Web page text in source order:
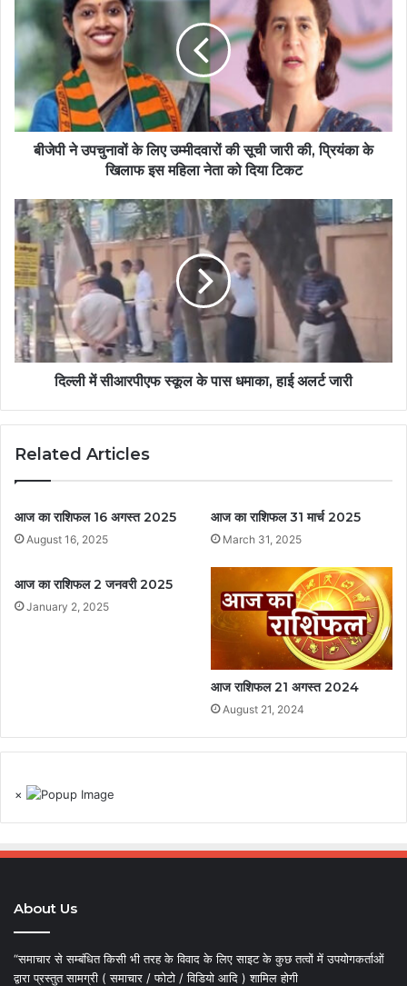
बीजेपी ने उपचुनावों के लिए उम्मीदवारों की सूची जारी की, प्रियंका के
खिलाफ इस महिला नेता को दिया टिकट
दिल्ली में सीआरपीएफ स्कूल के पास धमाका, हाई अलर्ट जारी
Related Articles
आज का राशिफल 16 अगस्त 2025
August 16, 2025
आज का राशिफल 31 मार्च 2025
March 31, 2025
आज का राशिफल 2 जनवरी 2025
January 2, 2025
आज राशिफल 21 अगस्त 2024
August 21, 2024
×
About Us
“समाचार से सम्बंधित किसी भी तरह के विवाद के लिए साइट के कुछ तत्वों में उपयोगकर्ताओं
द्वारा प्रस्तुत सामग्री ( समाचार / फोटो / विडियो आदि ) शामिल होगी